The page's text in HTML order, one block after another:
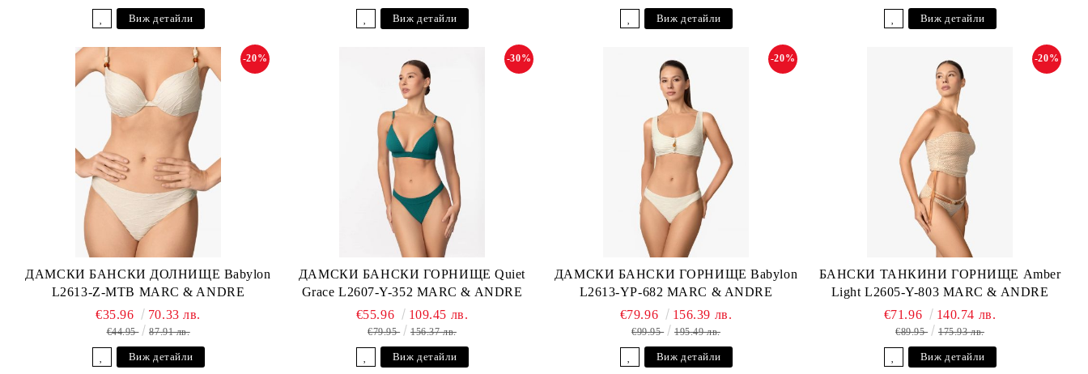
Виж детайли Виж детайли Виж детайли Виж детайли
ДАМСКИ БАНСКИ ДОЛНИЩЕ Babylon
L2613-Z-MTB MARC & ANDRE
-20%
€35.96 70.33 лв.
€44.95 87.91 лв.
Виж детайли
ДАМСКИ БАНСКИ ГОРНИЩЕ Quiet
Grace L2607-Y-352 MARC & ANDRE
-30%
€55.96 109.45 лв.
€79.95 156.37 лв.
Виж детайли
ДАМСКИ БАНСКИ ГОРНИЩЕ Babylon
L2613-YP-682 MARC & ANDRE
-20%
€79.96 156.39 лв.
€99.95 195.49 лв.
Виж детайли
БАНСКИ ТАНКИНИ ГОРНИЩЕ Amber
Light L2605-Y-803 MARC & ANDRE
-20%
€71.96 140.74 лв.
€89.95 175.93 лв.
Виж детайли